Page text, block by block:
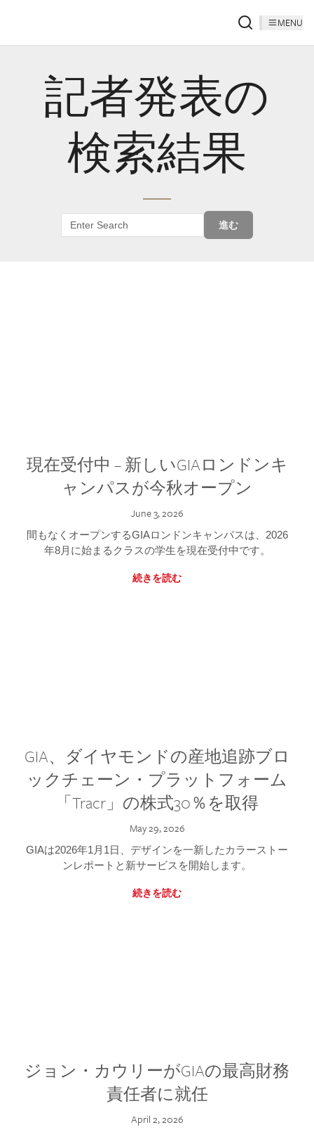
MENU
記者発表の
検索結果
進む
現在受付中 – 新しいGIAロンドンキ
ャンパスが今秋オープン
June 3, 2026
間もなくオープンするGIAロンドンキャンパスは、2026
年8月に始まるクラスの学生を現在受付中です。
続きを読む
GIA、ダイヤモンドの産地追跡ブロ
ックチェーン・プラットフォーム
「Tracr」の株式30％を取得
May 29, 2026
GIAは2026年1月1日、デザインを一新したカラーストー
ンレポートと新サービスを開始します。
続きを読む
ジョン・カウリーがGIAの最高財務
責任者に就任
April 2, 2026